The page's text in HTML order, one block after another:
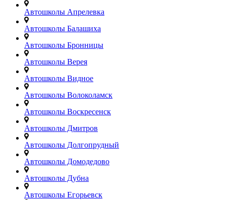
Автошколы Апрелевка
Автошколы Балашиха
Автошколы Бронницы
Автошколы Верея
Автошколы Видное
Автошколы Волоколамск
Автошколы Воскресенск
Автошколы Дмитров
Автошколы Долгопрудный
Автошколы Домодедово
Автошколы Дубна
Автошколы Егорьевск